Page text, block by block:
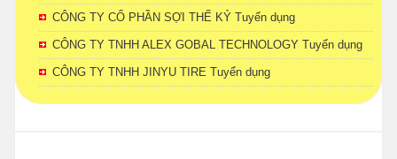
CÔNG TY CỔ PHẦN SỢI THẾ KỶ Tuyển dụng
CÔNG TY TNHH ALEX GOBAL TECHNOLOGY Tuyển dụng
CÔNG TY TNHH JINYU TIRE Tuyển dụng